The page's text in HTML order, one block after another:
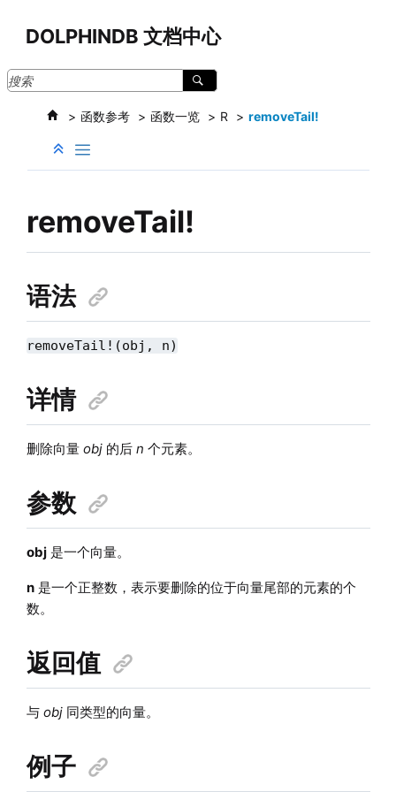
DOLPHINDB 文档中心
函数参考 函数一览 R removeTail!
removeTail!
语法
removeTail!(obj, n)
详情
删除向量 obj的后 n 个元素。
参数
obj是一个向量。
n是一个正整数，表示要删除的位于向量尾部的元素的个
数。
返回值
与 obj同类型的向量。
例子